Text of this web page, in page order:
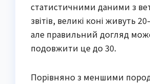
статистичними даними з
звітів, великі коні живуть
але правильний догляд
подовжити це до 30.
Порівняно з меншими